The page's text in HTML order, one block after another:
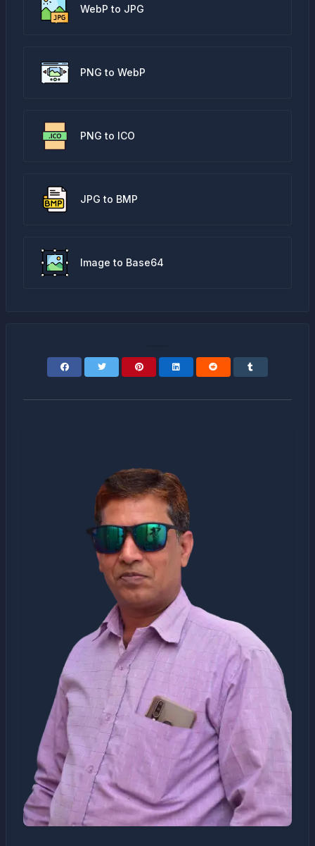
WebP to JPG
PNG to WebP
PNG to ICO
JPG to BMP
Image to Base64